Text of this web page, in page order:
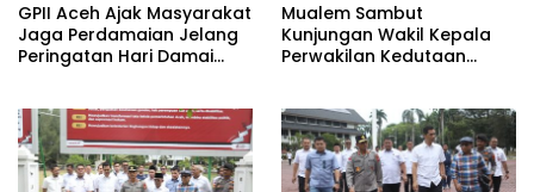
GPII Aceh Ajak Masyarakat
Jaga Perdamaian Jelang
Peringatan Hari Damai
Mualem Sambut
Kunjungan Wakil Kepala
Perwakilan Kedutaan